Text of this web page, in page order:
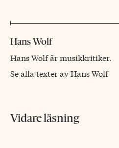
Hans Wolf
Hans Wolf är musikkritiker.
Se alla texter av Hans Wolf
Vidare läsning